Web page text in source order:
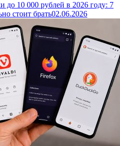
10 000 рублей в 2026 году: 7
стоит брать02.06.2026